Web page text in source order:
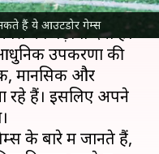
सकते हैं ये आउटडोर गेम्स
मनाया जाता है,
को बढ़ावा देना है।
उपकरणों की
मानसिक और
रहे हैं। इसलिए अपने
के बारे में जानते हैं,